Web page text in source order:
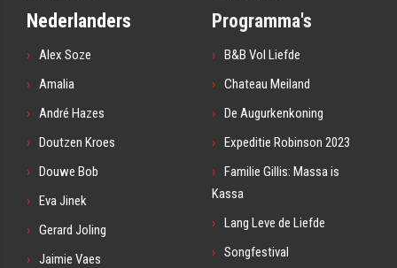
Nederlanders
Alex Soze
Amalia
André Hazes
Doutzen Kroes
Douwe Bob
Eva Jinek
Gerard Joling
Jaimie Vaes
Programma's
B&B Vol Liefde
Chateau Meiland
De Augurkenkoning
Expeditie Robinson 2023
Familie Gillis: Massa is
Kassa
Lang Leve de Liefde
Songfestival